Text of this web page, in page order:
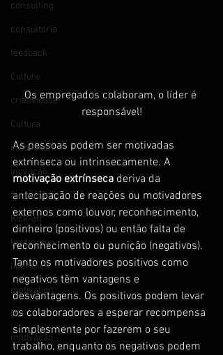
consulting
consultoria
feedback
Culture
criatividade
Cultura
innovation
inovação
formação
Kick-off
leadership
liderança
motivation
NLP
motivação
Os empregados colaboram, o líder é
responsável!
As pessoas podem ser motivadas
extrínseca ou intrinsecamente. A
motivação extrínseca deriva da
antecipação de reações ou motivadores
externos como louvor, reconhecimento,
dinheiro (positivos) ou então falta de
reconhecimento ou punição (negativos).
Tanto os motivadores positivos como
negativos têm vantagens e
desvantagens. Os positivos podem levar
os colaboradores a esperar recompensa
simplesmente por fazerem o seu
trabalho, enquanto os negativos podem